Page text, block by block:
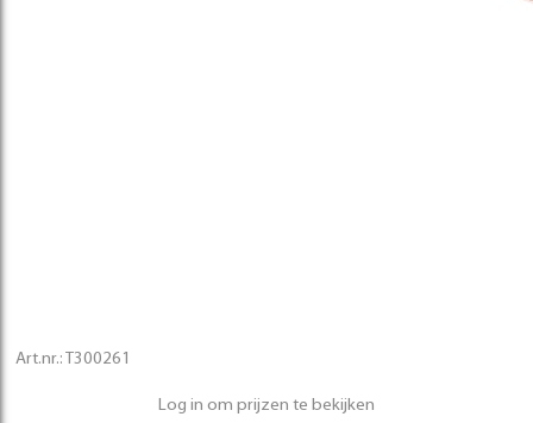
Art.nr.: T300261
Log in om prijzen te bekijken